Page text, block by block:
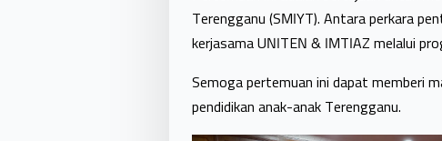
Terengganu (SMIYT). Antara perkara
kerjasama UNITEN & IMTIAZ melalui
Semoga pertemuan ini dapat memberi
pendidikan anak-anak Terengganu.